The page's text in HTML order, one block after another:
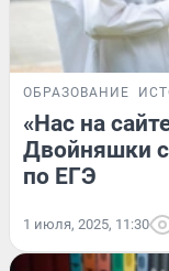
ОБРАЗОВАНИЕ
«Нас на
Двойняшки
по ЕГЭ
1 июля, 2025, 11:30